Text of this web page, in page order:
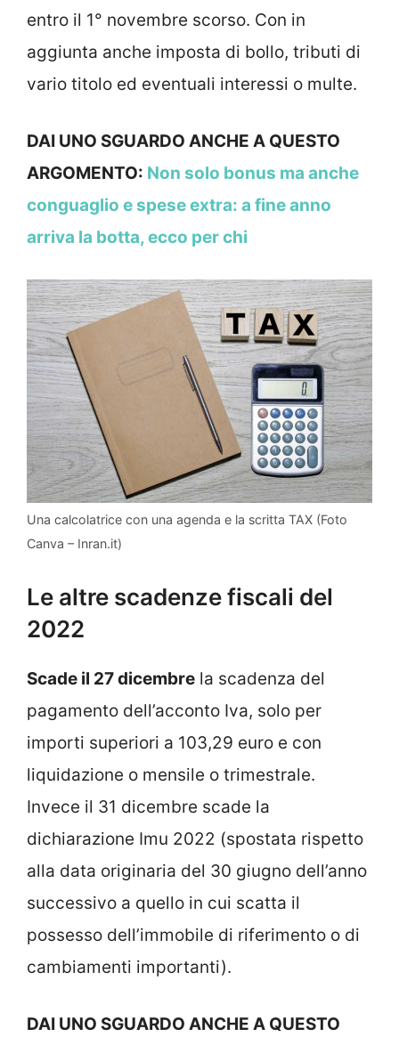
entro il 1° novembre scorso. Con in
aggiunta anche imposta di bollo, tributi di
vario titolo ed eventuali interessi o multe.
DAI UNO SGUARDO ANCHE A QUESTO
ARGOMENTO: Non solo bonus ma anche
conguaglio e spese extra: a fine anno
arriva la botta, ecco per chi
Una calcolatrice con una agenda e la scritta TAX (Foto
Canva – Inran.it)
Le altre scadenze fiscali del
2022
Scade il 27 dicembre la scadenza del
pagamento dell’acconto Iva, solo per
importi superiori a 103,29 euro e con
liquidazione o mensile o trimestrale.
Invece il 31 dicembre scade la
dichiarazione Imu 2022 (spostata rispetto
alla data originaria del 30 giugno dell’anno
successivo a quello in cui scatta il
possesso dell’immobile di riferimento o di
cambiamenti importanti).
DAI UNO SGUARDO ANCHE A QUESTO